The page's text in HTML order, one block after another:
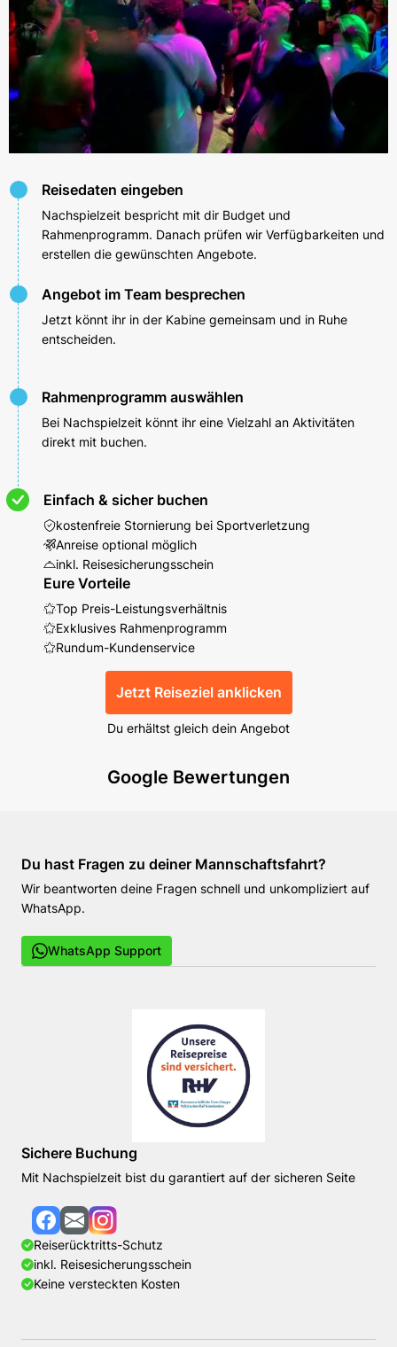
Reisedaten eingeben
Nachspielzeit bespricht mit dir Budget und
Rahmenprogramm. Danach prüfen wir Verfügbarkeiten und
erstellen die gewünschten Angebote.
Angebot im Team besprechen
Jetzt könnt ihr in der Kabine gemeinsam und in Ruhe
entscheiden.
Rahmenprogramm auswählen
Bei Nachspielzeit könnt ihr eine Vielzahl an Aktivitäten
direkt mit buchen.
Einfach & sicher buchen
kostenfreie Stornierung bei Sportverletzung
Anreise optional möglich
inkl. Reisesicherungsschein
Eure Vorteile
Top Preis-Leistungsverhältnis
Exklusives Rahmenprogramm
Rundum-Kundenservice
Jetzt Reiseziel anklicken
Du erhältst gleich dein Angebot
Google Bewertungen
Du hast Fragen zu deiner Mannschaftsfahrt?
Wir beantworten deine Fragen schnell und unkompliziert auf
WhatsApp.
WhatsApp Support
Sichere Buchung
Mit Nachspielzeit bist du garantiert auf der sicheren Seite
Reiserücktritts-Schutz
inkl. Reisesicherungsschein
Keine versteckten Kosten